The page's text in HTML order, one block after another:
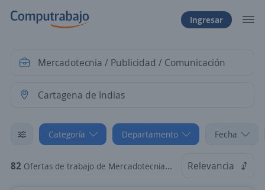
Ingresar
Categoría Departamento Fecha
82 Ofertas de trabajo de Mercadotecnia / Publicidad / Comunicación en Cartagena de Indias, Bolívar Relevancia